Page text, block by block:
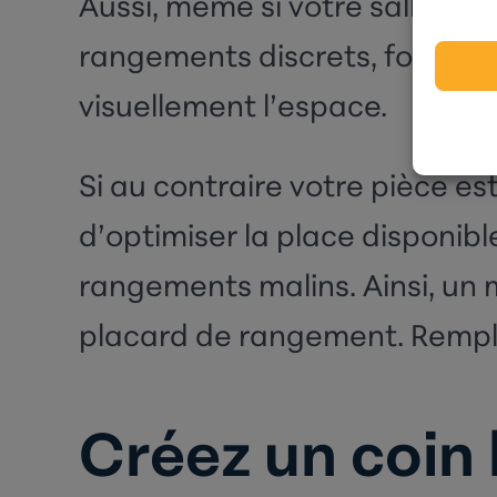
rangements discrets,
visuellement l’espace.
Si au contraire votre pièce
d’optimiser la place
rangements malins. Ainsi,
placard de rangement.
Créez un